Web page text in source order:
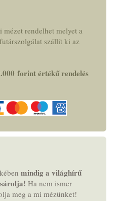
mézet rendelhet melyet a
szállít ki az
forintértékű rendelés
mindig a világhírű
Ha nem ismer
meg a mi mézünket!